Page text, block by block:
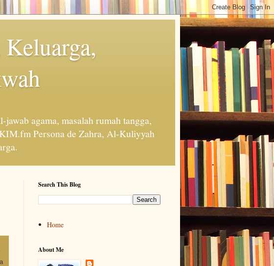
agama, masalah rumah tangga,
Persona de Zahra, Al-Kuliyyah
Search This Blog
Home
About Me